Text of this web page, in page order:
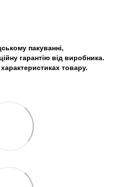
пакуванні,
гарантію від виробника.
товару.